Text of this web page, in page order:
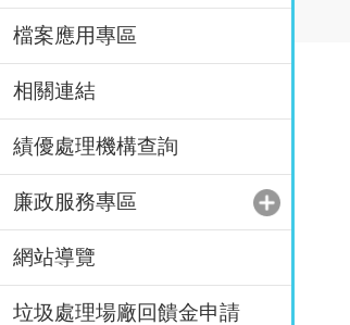
檔案應用專區
相關連結
績優處理機構查詢
廉政服務專區
網站導覽
垃圾處理場廠回饋金申請